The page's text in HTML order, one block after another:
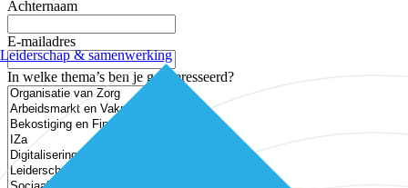
Leiderschap & samenwerking
Achternaam
E-mailadres
In welke thema’s ben je geïnteresseerd?